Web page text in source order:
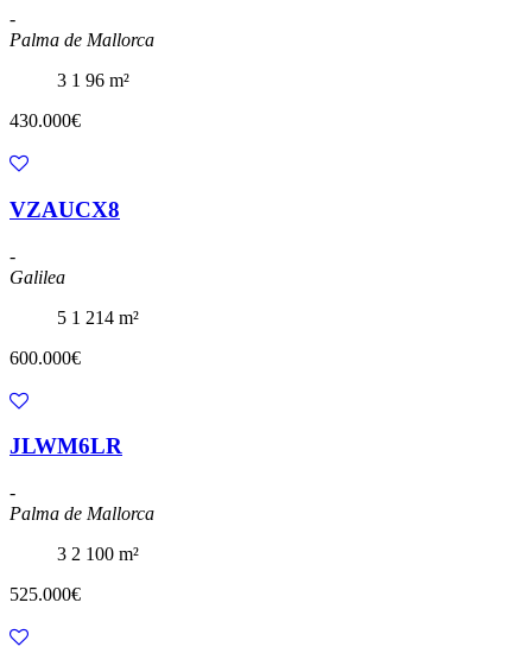
-
Palma de Mallorca
3 1 96 m²
430.000€
VZAUCX8
-
Galilea
5 1 214 m²
600.000€
JLWM6LR
-
Palma de Mallorca
3 2 100 m²
525.000€